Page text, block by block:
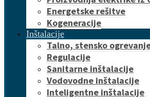
Energetske rešitve
Kogeneracije
Inštalacije
Talno, stensko
Regulacije
Sanitarne inštalacije
Vodovodne inštalacije
Inteligentne inštalacije